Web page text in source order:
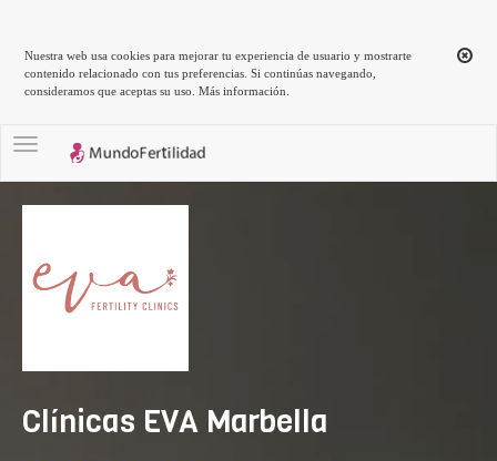
Nuestra web usa cookies para mejorar tu experiencia de usuario y mostrarte
contenido relacionado con tus preferencias. Si continúas navegando,
consideramos que aceptas su uso.Más información
Toggle navigation
Clínicas EVA Marbella